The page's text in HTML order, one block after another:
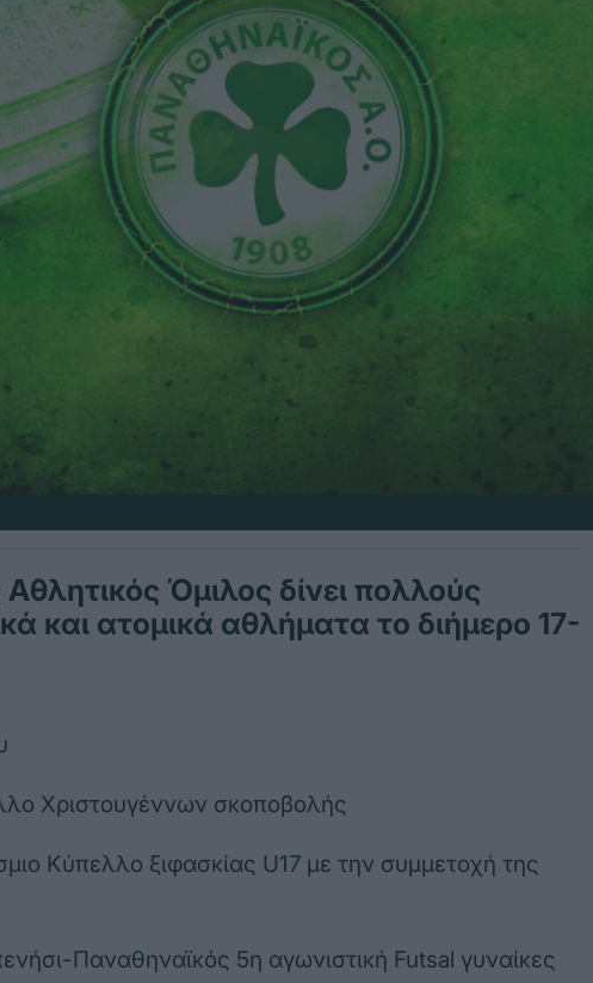
Όμιλος δίνει πολλούς
και ατομικά αθλήματα το διήμερο 17-
Χριστουγέννων σκοποβολής
Κύπελλο ξιφασκίας U17 με την συμμετοχή της
Παναθηναϊκός 5η αγωνιστική Futsal γυναίκες